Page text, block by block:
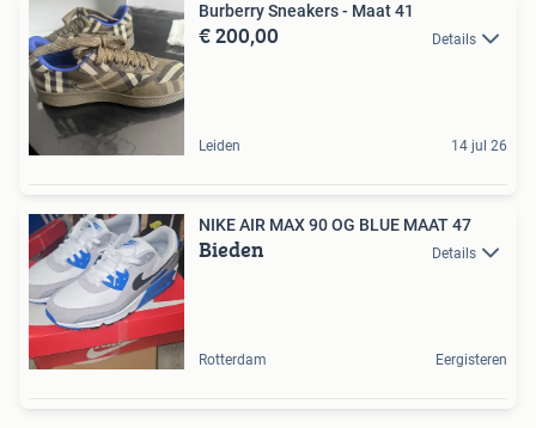
Burberry Sneakers - Maat 41
€ 200,00 Details
Leiden 14 jul 26
NIKE AIR MAX 90 OG BLUE MAAT 47
Bieden Details
Rotterdam Eergisteren